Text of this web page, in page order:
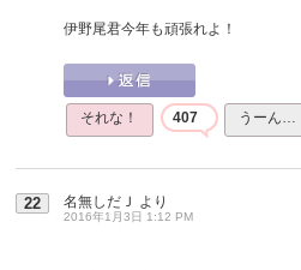
伊野尾君今年も頑張れよ！
それな！ 407 うーん…
22 名無しだＪ より
2016年1月3日 1:12 PM